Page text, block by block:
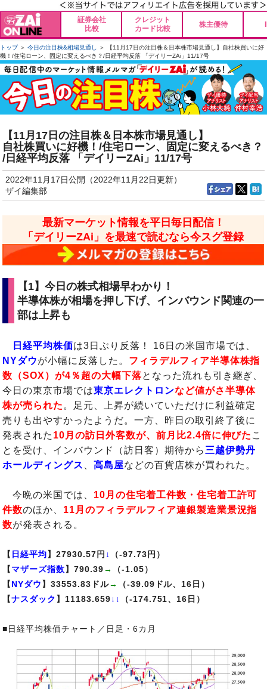
証券会社
比較
クレジット
カード比較
株主優待
トップ＞ 今日の注目株&相場見通し
＞ 【11月17日の注目株＆日本株市場見通し】自社株買いに好
機！/住宅ローン、固定に変えるべき？/日経平均反落 「デイリーZAi」11/17号
【11月17日の注目株＆日本株市場見通し】
自社株買いに好機！/住宅ローン、固定に変えるべき？
/日経平均反落 「デイリーZAi」11/17号
2022年11月17日公開（2022年11月22日更新）
ザイ編集部
最新マーケット情報を平日毎日配信！
「デイリーZAi」を最速で読むなら今スグ登録
【1】今日の株式相場早わかり！
半導体株が相場を押し下げ、インバウンド関連の一
部は上昇も
日経平均株価は3日ぶり反落！ 16日の米国市場では、
NYダウが小幅に反落した。 フィラデルフィア半導体株指
数（SOX）が4％超の大幅下落となった流れも引き継ぎ、
今日の東京市場では東京エレクトロンなど値がさ半導体
株が売られた 。足元、上昇が続いていただけに利益確定
売りも出やすかったようだ。一方、昨日の取引終了後に
発表された 10月の訪日外客数が、前月比2.4倍に伸びた こ
とを受け、インバウンド（訪日客）期待から 三越伊勢丹
ホールディングス
、高島屋などの百貨店株が買われた。
今晩の米国では、 10月の住宅着工件数・住宅着工許可
件数のほか、 11月のフィラデルフィア連銀製造業景況指
数が発表される。
【 日経平均】27930.57円 ↓
（-97.73円）
【マザーズ指数】790.39→
（-1.05）
【NYダウ 】33553.83ドル→
（-39.09ドル、16日）
【ナスダック 】11183.659↓↓ （-174.751、16日）
■日経平均株価チャート／日足・6カ月